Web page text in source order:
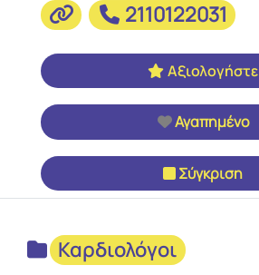
2110122031
Αξιολογήστε
Αγαπημένο
Σύγκριση
Καρδιολόγοι